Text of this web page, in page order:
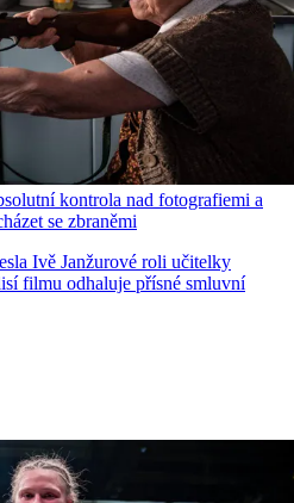
kontrola nad fotografiemi a
se zbraněmi
Ivě Janžurové roli učitelky
filmu odhaluje přísné smluvní